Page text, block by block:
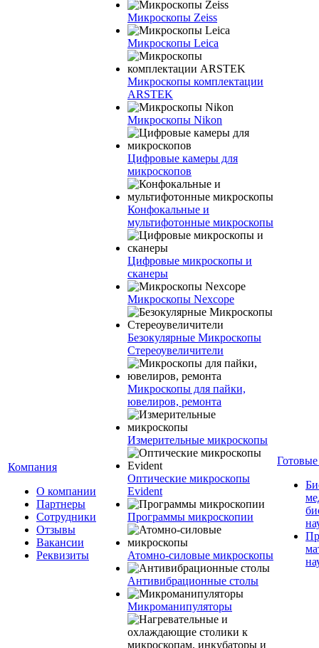
Компания
О компании
Партнеры
Сотрудники
Отзывы
Вакансии
Реквизиты
Микроскопы Zeiss
Микроскопы Leica
Микроскопы комплектации
ARSTEK
Микроскопы Nikon
Цифровые камеры для
микроскопов
Конфокальные и
мультифотонные микроскопы
Цифровые микроскопы и
сканеры
Микроскопы Nexcope
Безокулярные Микроскопы
Стереоувеличители
Микроскопы для пайки,
ювелиров, ремонта
Измерительные микроскопы
Оптические микроскопы
Evident
Программы микроскопии
Атомно-силовые микроскопы
Антивибрационные столы
Микроманипуляторы